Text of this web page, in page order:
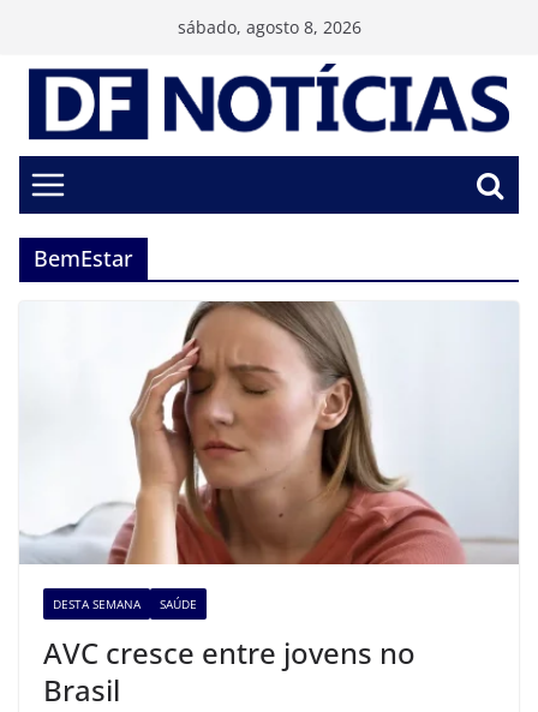
conteúdo
sábado, agosto 8, 2026
BemEstar
DESTA SEMANA SAÚDE
AVC cresce entre jovens no
Brasil